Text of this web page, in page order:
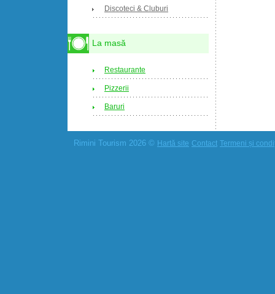
Discoteci & Cluburi
La masă
Restaurante
Pizzerii
Baruri
Rimini Tourism 2026 © Hartă site Contact Termeni și